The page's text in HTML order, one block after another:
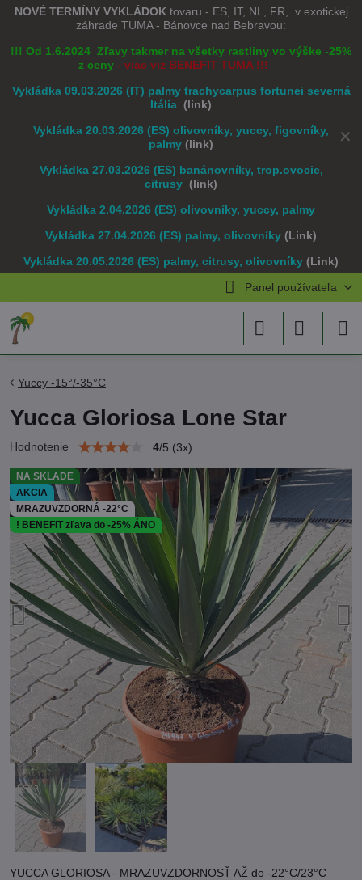
✕
NOVÉ TERMÍNY VYKLÁDOK tovaru - ES, IT, NL, FR, v exotickej
záhrade TUMA - Bánovce nad Bebravou:
!!! Od 1.6.2024 Zľavy takmer na všetky rastliny vo výške -25%
z ceny - viac viz BENEFIT TUMA !!!
Vykládka 09.03.2026 (IT) palmy trachycarpus fortunei severná
Itália (link)
Vykládka 20.03.2026 (ES) olivovníky, yuccy, figovníky,
palmy (link)
Vykládka 27.03.2026 (ES) banánovníky, trop.ovocie,
citrusy (link)
Vykládka 2.04.2026 (ES) olivovníky, yuccy, palmy
Vykládka 27.04.2026 (ES) palmy, olivovníky (Link)
Vykládka 20.05.2026 (ES) palmy, citrusy, olivovníky (Link)
Panel používateľa
NA SKLADE
AKCIA
MRAZUVZDORNÁ -22°C
! BENEFIT zľava do -25% ÁNO
Yuccy -15°/-35°C
Yucca Gloriosa Lone Star
Hodnotenie 4/5 (3x)
YUCCA GLORIOSA - MRAZUVZDORNOSŤ AŽ do -22°C/23°C